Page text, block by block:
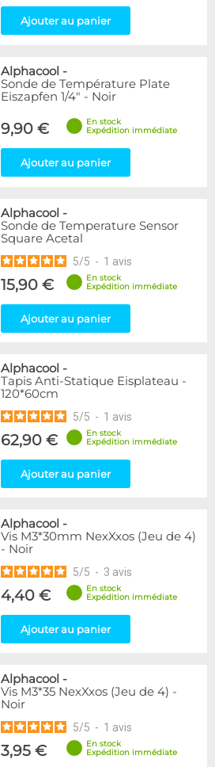
Ajouter au panier
Alphacool -
Sonde de Température Plate
Eiszapfen 1/4" - Noir
9,90 €
En stock
Expédition immédiate
Ajouter au panier
Alphacool -
Sonde de Temperature Sensor
Square Acetal
5/5 - 1 avis
15,90 €
En stock
Expédition immédiate
Ajouter au panier
Alphacool -
Tapis Anti-Statique Eisplateau -
120*60cm
5/5 - 1 avis
62,90 €
En stock
Expédition immédiate
Ajouter au panier
Alphacool -
Vis M3*30mm NexXxos (Jeu de 4)
- Noir
5/5 - 3 avis
4,40 €
En stock
Expédition immédiate
Ajouter au panier
Alphacool -
Vis M3*35 NexXxos (Jeu de 4) -
Noir
5/5 - 1 avis
3,95 €
En stock
Expédition immédiate